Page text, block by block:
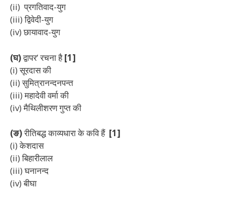
(ii) प्रगतिवाद-युग
(iii) द्विवेदी-युग
(iv) छायावाद-युग
(घ)द्वापर’ रचना है[1]
(i) सूरदास की
(ii) सुमित्रानन्दनपन्त
(iii) महादेवी वर्मा की
(iv) मैथिलीशरण गुप्त की
(ङ)रीतिबद्ध काव्यधारा के कवि हैं [1]
(i) केशदास
(ii) बिहारीलाल
(iii) घनानन्द
(iv) बीघा